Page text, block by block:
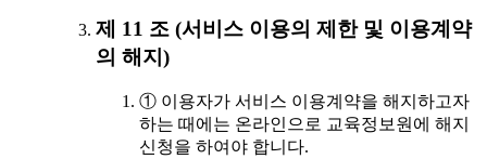
제 11 조 (서비스 이용의 제한 및 이용계약
의 해지)
① 이용자가 서비스 이용계약을 해지하고자
하는 때에는 온라인으로 교육정보원에 해지
신청을 하여야 합니다.